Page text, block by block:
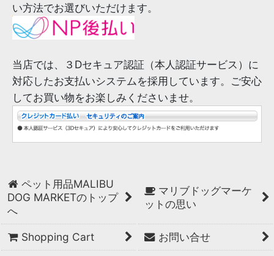
い方法でお選びいただけます。
当店では、３Dセキュア認証（本人認証サービス）に
対応したお支払いシステムを採用しています。ご安心
してお買い物をお楽しみくださいませ。
ペット用品MALIBU
DOG MARKETのトップ
へ
マリブドッグマーケ
ットの思い
Shopping Cart お問い合せ